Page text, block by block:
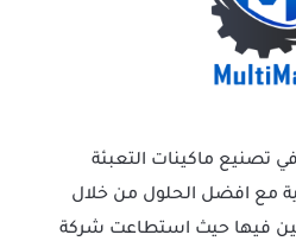
تصنيع ماكينات التعبئة
مع افضل الحلول من خلال
فيها حيث استطاعت شركة